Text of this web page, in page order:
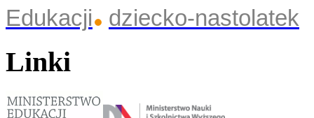
Edukacji
dziecko-nastolatek
Linki